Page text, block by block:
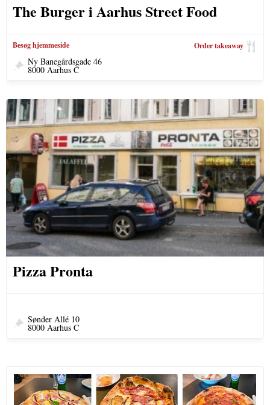
The Burger i Aarhus Street Food
Besøg hjemmeside Order takeaway
Ny Banegårdsgade 46
8000 Aarhus C
Pizza Pronta
Sønder Allé 10
8000 Aarhus C